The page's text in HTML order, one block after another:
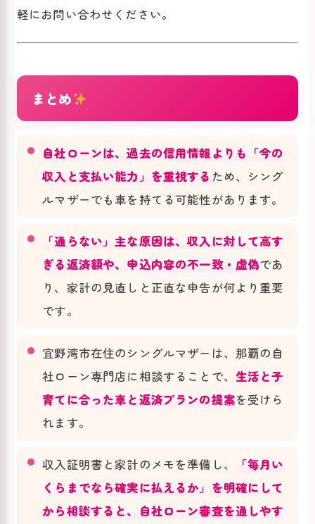
軽にお問い合わせください。
まとめ
自社ローンは、過去の信用情報よりも「今の
収入と支払い能力」を重視する ため、シング
ルマザーでも車を持てる可能性があります。
「通らない」主な原因は、収入に対して高す
ぎる返済額や、申込内容の不一致・虚偽であ
り、家計の見直しと正直な申告が何より重要
です。
宜野湾市在住のシングルマザーは、那覇の自
社ローン専門店に相談することで、 生活と子
育てに合った車と返済プランの提案を受けら
れます。
収入証明書と家計のメモを準備し、
「毎月い
くらまでなら確実に払えるか」を明確にして
から相談すると、自社ローン審査を通しやす